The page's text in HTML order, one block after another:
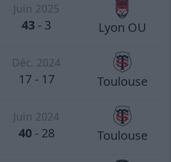
Juin 2025
43 - 3 Lyon OU
Déc. 2024
17- 17 Toulouse
Juin 2024
40- 28 Toulouse